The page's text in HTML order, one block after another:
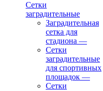
Сетки
заградительные
Заградительная
сетка для
стадиона —
Сетки
заградительные
для спортивных
площадок —
Сетки